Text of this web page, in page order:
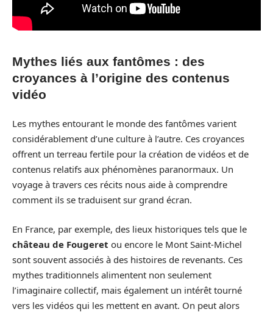
Mythes liés aux fantômes : des
croyances à l’origine des contenus
vidéo
Les mythes entourant le monde des fantômes varient
considérablement d’une culture à l’autre. Ces croyances
offrent un terreau fertile pour la création de vidéos et de
contenus relatifs aux phénomènes paranormaux. Un
voyage à travers ces récits nous aide à comprendre
comment ils se traduisent sur grand écran.
En France, par exemple, des lieux historiques tels que le
château de Fougeret ou encore le Mont Saint-Michel
sont souvent associés à des histoires de revenants. Ces
mythes traditionnels alimentent non seulement
l’imaginaire collectif, mais également un intérêt tourné
vers les vidéos qui les mettent en avant. On peut alors